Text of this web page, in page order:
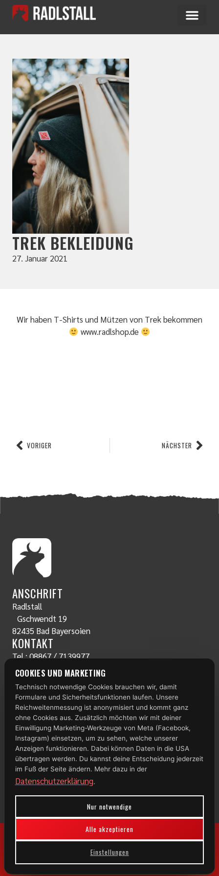
TREK BEKLEIDUNG
27. Januar 2021
Wir haben T-Shirts und Mützenvon Trek bekommen
www.radlshop.de
VORIGER NÄCHSTER
ANSCHRIFT
Radlstall
Gschwendt 19
82435 Bad Bayersoien
KONTAKT
Tel.:08867 / 7139977
www.radlstall.com
ÖFFNUNGSZEITEN
Montag: geschlossen
Di – Fr: 10:00 – 18:00 Uhr
Samstag: 09:00 – 13:00 Uhr
TOP 100
© 2026 Radlstall | Bad Bayersoien
Impressum|Datenschutz
COOKIES UND MARKETING
Technisch notwendige Cookies brauchen wir, damit
Formulare und Sicherheitsfunktionen laufen. Unsere
Reichweitenmessung ist anonymisiert und kommt ganz
ohne Cookies aus. Zusätzlich möchten wir mit deiner
Einwilligung Marketing-Werkzeuge von Meta (Facebook,
Instagram) einsetzen, um zu sehen, welche unserer
Anzeigen funktionieren. Dabei können Daten in die USA
übertragen werden. Du kannst deine Entscheidung jederzeit
im Fuß der Seite ändern. Mehr dazu in der
Datenschutzerklärung.
Nur notwendige
Alle akzeptieren
Einstellungen